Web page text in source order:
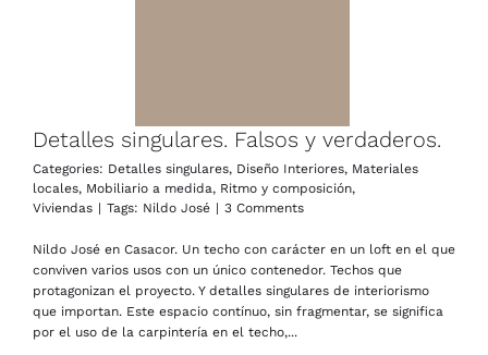
Detalles singulares. Falsos y verdaderos.
Categories: Detalles singulares, Diseño Interiores, Materiales
locales, Mobiliario a medida, Ritmo y composición,
Viviendas | Tags: Nildo José | 3 Comments
Nildo José en Casacor. Un techo con carácter en un loft en el que
conviven varios usos con un único contenedor. Techos que
protagonizan el proyecto. Y detalles singulares de interiorismo
que importan. Este espacio contínuo, sin fragmentar, se significa
por el uso de la carpintería en el techo,...